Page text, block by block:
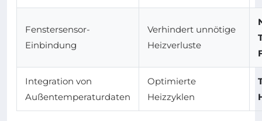
Fenstersensor-
Einbindung
Verhindert unnötige
Heizverluste
Integration von
Außentemperaturdaten
Optimierte
Heizzyklen